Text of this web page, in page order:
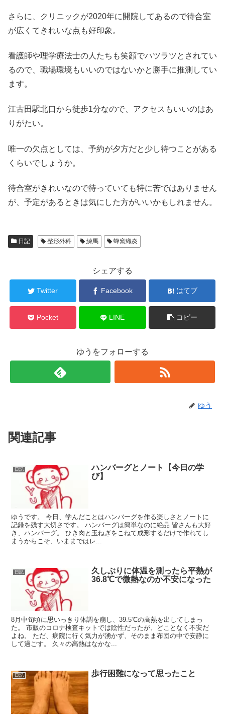
さらに、クリニックが2020年に開院してあるので待合室
が広くてきれいな点も好印象。
看護師や理学療法士の人たちも笑顔でハツラツとされてい
るので、職場環境もいいのではないかと勝手に推測してい
ます。
江古田駅北口から徒歩1分なので、アクセスもいいのはあ
りがたい。
唯一の欠点としては、予約が夕方だと少し待つことがある
くらいでしょうか。
待合室がきれいなので待っていても特に苦ではありません
が、予定があるときは気にした方がいいかもしれません。
日記 整形外科 練馬 蜂窩織炎
シェアする
Twitter Facebook はてブ
Pocket LINE コピー
ゆうをフォローする
ゆう
関連記事
日記
ハンバーグとノート【今日の学
び】
ゆうです。 今日、学んだことはハンバーグを作る楽しさとノートに
記録を残す大切さです。 ハンバーグは簡単なのに絶品 皆さんも大好
き、ハンバーグ。 ひき肉と玉ねぎをこねて成形するだけで作れてし
まうからこそ、いままではレ...
日記
久しぶりに体温を測ったら平熱が
36.8℃で微熱なのか不安になった
8月中旬頃に思いっきり体調を崩し、39.5℃の高熱を出してしまっ
た。 市販のコロナ検査キットでは陰性だったが、どことなく不安だ
よね。 ただ、病院に行く気力が湧かず、そのまま布団の中で安静に
して過ごす。 久々の高熱はなかな...
日記 歩行困難になって思ったこと